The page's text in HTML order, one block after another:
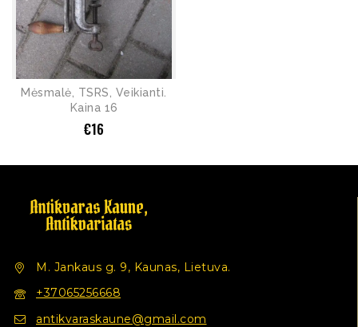
Mėsmalė, TSRS, Veikianti.
Kaina 16
€16
M. Jankaus g. 9, Kaunas, Lietuva.
+37065256668
antikvaraskaune@gmail.com